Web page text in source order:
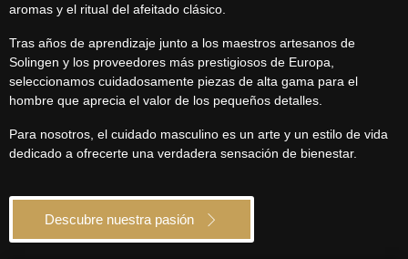
aromas y el ritual del afeitado clásico.
Tras años de aprendizaje junto a los maestros artesanos de
Solingen y los proveedores más prestigiosos de Europa,
seleccionamos cuidadosamente piezas de alta gama para el
hombre que aprecia el valor de los pequeños detalles.
Para nosotros, el cuidado masculino es un arte y un estilo de vida
dedicado a ofrecerte una verdadera sensación de bienestar.
Descubre nuestra pasión